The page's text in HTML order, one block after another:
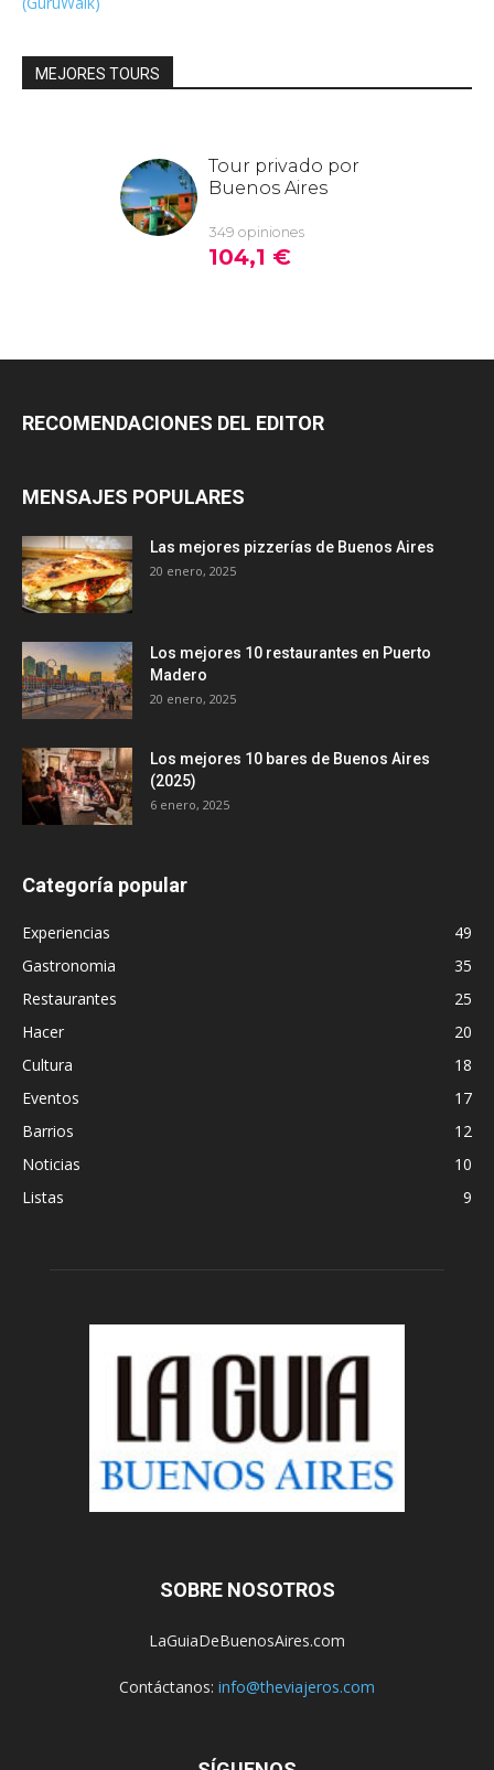
MEJORES TOURS
RECOMENDACIONES DEL EDITOR
MENSAJES POPULARES
Las mejores pizzerías de Buenos Aires
20 enero, 2025
Los mejores 10 restaurantes en Puerto
Madero
20 enero, 2025
Los mejores 10 bares de Buenos Aires
(2025)
6 enero, 2025
Categoría popular
Experiencias
49
Gastronomia
35
Restaurantes
25
Hacer
20
Cultura
18
Eventos
17
Barrios
12
Noticias
10
Listas
9
SOBRE NOSOTROS
LaGuiaDeBuenosAires.com
Contáctanos: info@theviajeros.com